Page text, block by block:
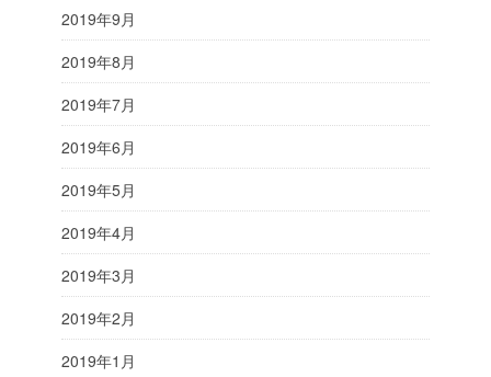
2019年9月
2019年8月
2019年7月
2019年6月
2019年5月
2019年4月
2019年3月
2019年2月
2019年1月